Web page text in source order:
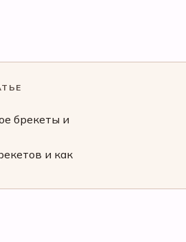
брекеты и
и как